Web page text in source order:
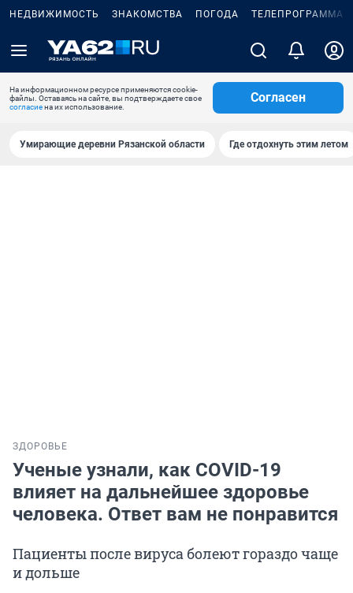
НЕДВИЖИМОСТЬ ЗНАКОМСТВА ПОГОДА ТЕЛЕПРОГРАММА
На информационном ресурсе применяются cookie-
файлы. Оставаясь на сайте, вы подтверждаете свое
согласиена их использование.
Согласен
Умирающие деревни Рязанской области Где отдохнуть этим летом
ЗДОРОВЬЕ
Ученые узнали, как COVID-19
влияет на дальнейшее здоровье
человека. Ответ вам не понравится
Пациенты после вируса болеют гораздо чаще
и дольше